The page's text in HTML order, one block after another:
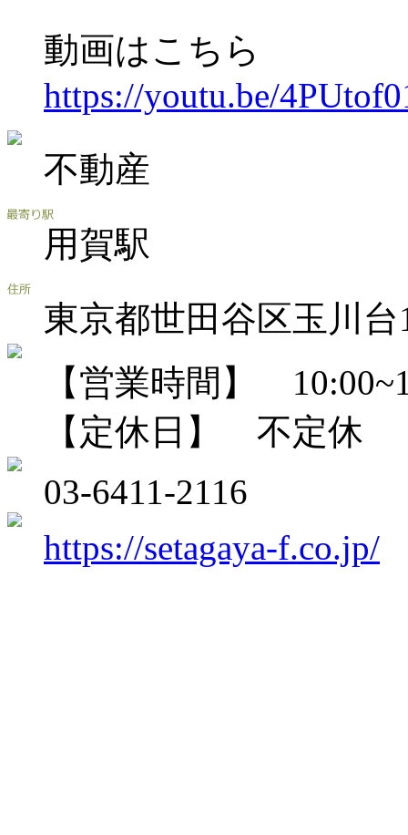
動画はこちら
https://youtu.be/
不動産
用賀駅
東京都世田谷区玉川台
【営業時間】
【定休日】 不定休
03-6411-2116
https://setagaya-f.co.jp/